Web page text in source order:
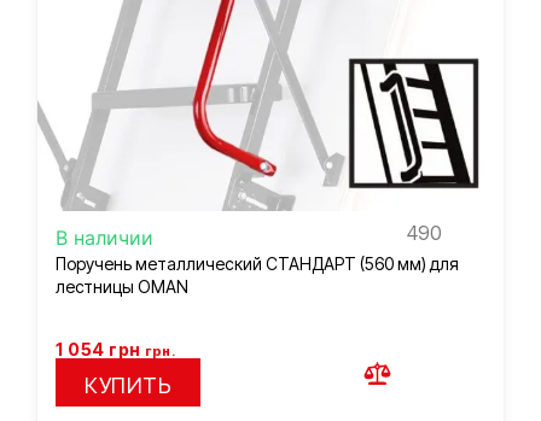
В наличии 490
Поручень металлический СТАНДАРТ (560 мм) для
лестницы OMAN
1 054 грн грн.
КУПИТЬ